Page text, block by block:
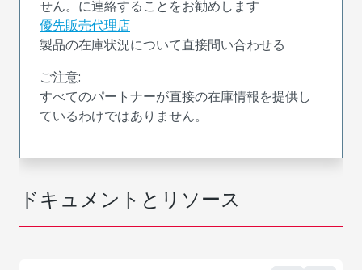
ドキュメントとリソース
せん。に連絡することをお勧めします
優先販売代理店
製品の在庫状況について直接問い合わせる
ご注意:
すべてのパートナーが直接の在庫情報を提供し
ているわけではありません。